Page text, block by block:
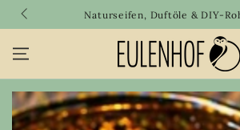
SKIP TO
CONTENT
Naturseifen, Duftöle & DIY-
SKIP TO PRODUCT
INFORMATION